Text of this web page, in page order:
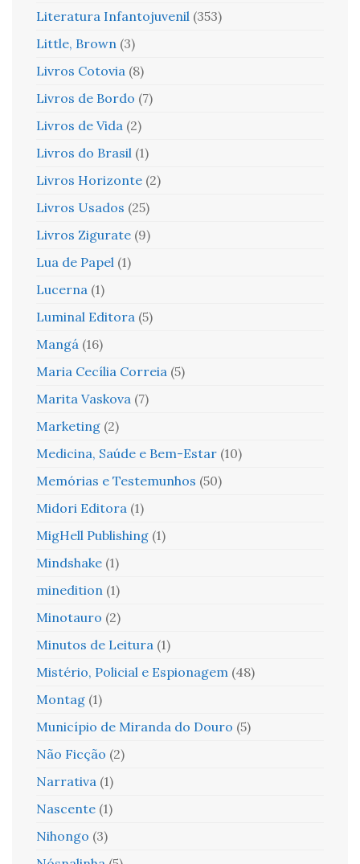
Literatura Infantojuvenil (353)
Little, Brown (3)
Livros Cotovia (8)
Livros de Bordo (7)
Livros de Vida (2)
Livros do Brasil (1)
Livros Horizonte (2)
Livros Usados (25)
Livros Zigurate (9)
Lua de Papel (1)
Lucerna (1)
Luminal Editora (5)
Mangá (16)
Maria Cecília Correia (5)
Marita Vaskova (7)
Marketing (2)
Medicina, Saúde e Bem-Estar (10)
Memórias e Testemunhos (50)
Midori Editora (1)
MigHell Publishing (1)
Mindshake (1)
minedition (1)
Minotauro (2)
Minutos de Leitura (1)
Mistério, Policial e Espionagem (48)
Montag (1)
Município de Miranda do Douro (5)
Não Ficção (2)
Narrativa (1)
Nascente (1)
Nihongo (3)